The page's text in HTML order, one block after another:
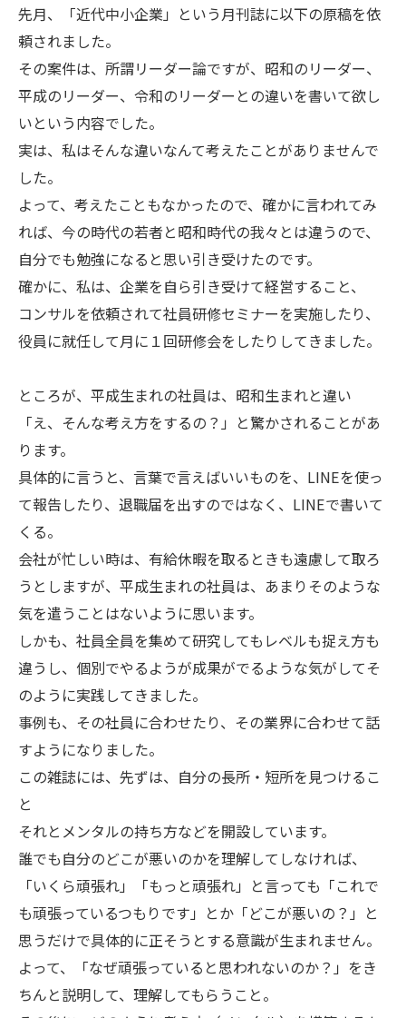
先月、「近代中小企業」という月刊誌に以下の原稿を依
頼されました。
その案件は、所謂リーダー論ですが、昭和のリーダー、
平成のリーダー、令和のリーダーとの違いを書いて欲し
いという内容でした。
実は、私はそんな違いなんて考えたことがありませんで
した。
よって、考えたこともなかったので、確かに言われてみ
れば、今の時代の若者と昭和時代の我々とは違うので、
自分でも勉強になると思い引き受けたのです。
確かに、私は、企業を自ら引き受けて経営すること、
コンサルを依頼されて社員研修セミナーを実施したり、
役員に就任して月に１回研修会をしたりしてきました。
ところが、平成生まれの社員は、昭和生まれと違い
「え、そんな考え方をするの？」と驚かされることがあ
ります。
具体的に言うと、言葉で言えばいいものを、LINEを使っ
て報告したり、退職届を出すのではなく、LINEで書いて
くる。
会社が忙しい時は、有給休暇を取るときも遠慮して取ろ
うとしますが、平成生まれの社員は、あまりそのような
気を遣うことはないように思います。
しかも、社員全員を集めて研究してもレベルも捉え方も
違うし、個別でやるようが成果がでるような気がしてそ
のように実践してきました。
事例も、その社員に合わせたり、その業界に合わせて話
すようになりました。
この雑誌には、先ずは、自分の長所・短所を見つけるこ
と
それとメンタルの持ち方などを開設しています。
誰でも自分のどこが悪いのかを理解してしなければ、
「いくら頑張れ」「もっと頑張れ」と言っても「これで
も頑張っているつもりです」とか「どこが悪いの？」と
思うだけで具体的に正そうとする意識が生まれません。
よって、「なぜ頑張っていると思われないのか？」をき
ちんと説明して、理解してもらうこと。